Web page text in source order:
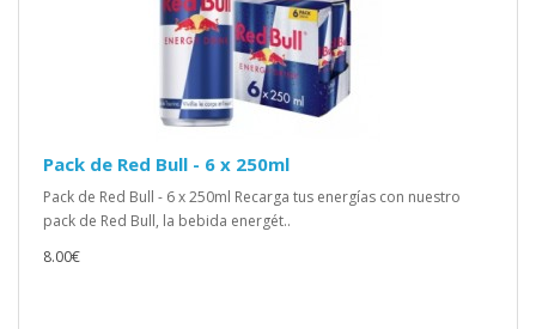
Pack de Red Bull - 6 x 250ml
Pack de Red Bull - 6 x 250ml Recarga tus energías con nuestro
pack de Red Bull, la bebida energét..
8.00€